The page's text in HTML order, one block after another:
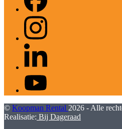
Instagram
© Koopman Rental 2026 - Alle
Realisatie: Bij Dageraad